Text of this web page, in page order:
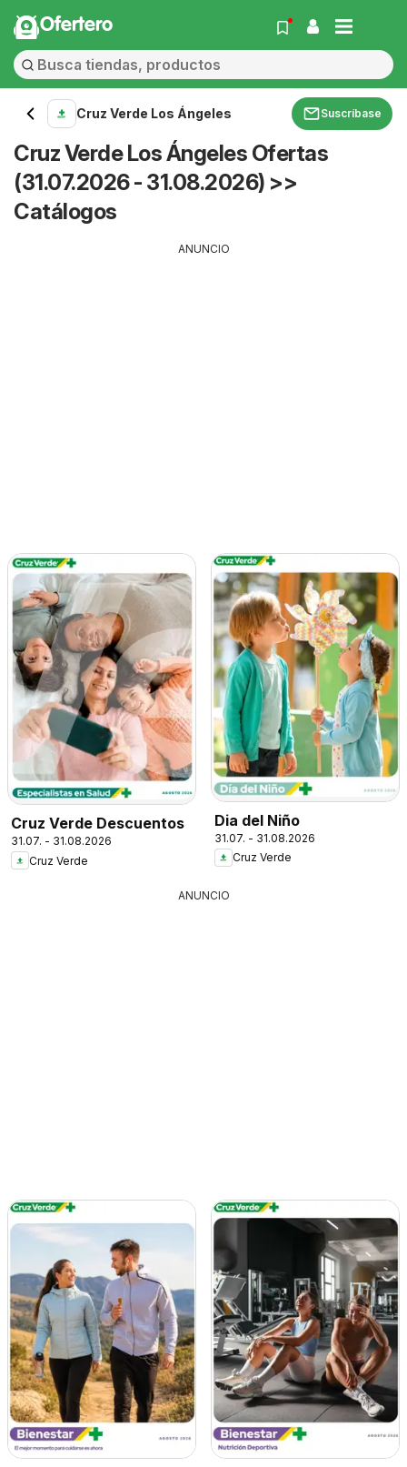
Ofertero
Cruz Verde Los Ángeles Suscríbase
Cruz Verde Los Ángeles Ofertas
(31.07.2026 - 31.08.2026) >>
Catálogos
ANUNCIO
Cruz Verde Descuentos
31.07. - 31.08.2026
Cruz Verde
Dia del Niño
31.07. - 31.08.2026
Cruz Verde
ANUNCIO